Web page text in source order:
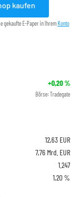
kaufen
gekaufte E-Paper in Ihrem Konto
+0,20%
Börse: Tradegate
12,63 EUR
7,76 Mrd. EUR
1.247
1,20 %